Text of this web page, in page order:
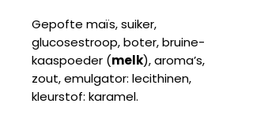
Gepofte maïs, suiker,
glucosestroop, boter, bruine-
kaaspoeder (melk), aroma’s,
zout, emulgator: lecithinen,
kleurstof: karamel.